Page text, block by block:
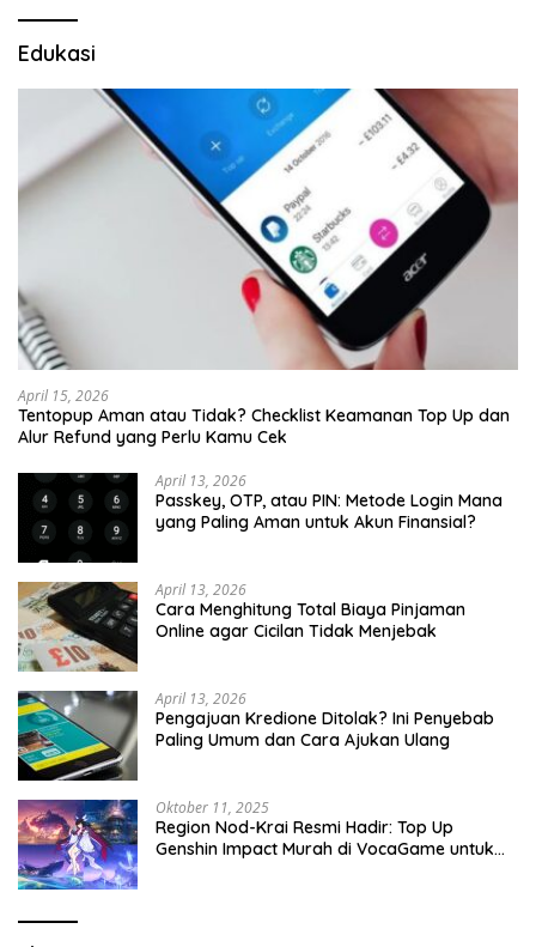
Edukasi
April 15, 2026
Tentopup Aman atau Tidak? Checklist Keamanan Top Up dan
Alur Refund yang Perlu Kamu Cek
April 13, 2026
Passkey, OTP, atau PIN: Metode Login Mana
yang Paling Aman untuk Akun Finansial?
April 13, 2026
Cara Menghitung Total Biaya Pinjaman
Online agar Cicilan Tidak Menjebak
April 13, 2026
Pengajuan Kredione Ditolak? Ini Penyebab
Paling Umum dan Cara Ajukan Ulang
Oktober 11, 2025
Region Nod-Krai Resmi Hadir: Top Up
Genshin Impact Murah di VocaGame untuk